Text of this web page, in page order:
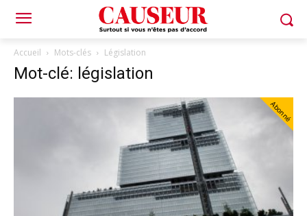
Accueil Mots-clés Législation
Mot-clé: législation
Abonné